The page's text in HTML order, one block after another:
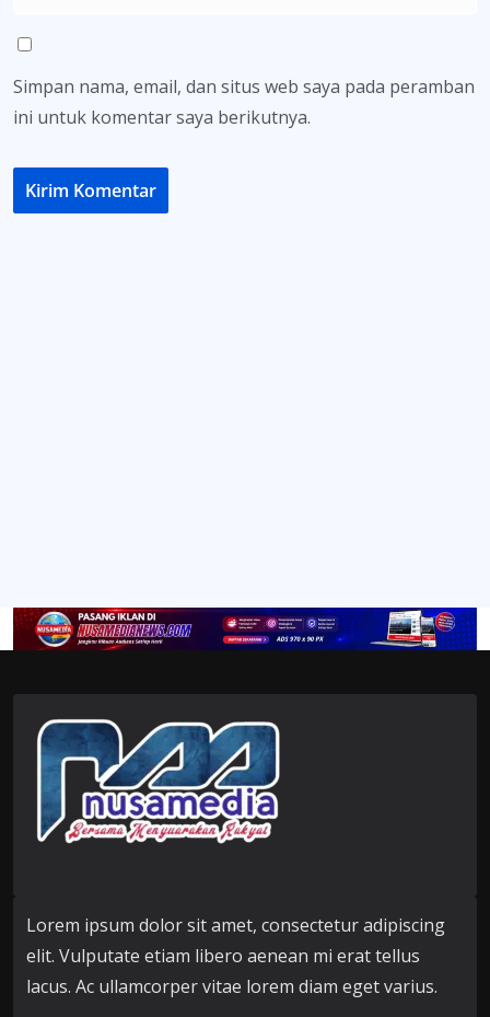
Simpan nama, email, dan situs web saya pada peramban
ini untuk komentar saya berikutnya.
Lorem ipsum dolor sit amet, consectetur adipiscing
elit. Vulputate etiam libero aenean mi erat tellus
lacus. Ac ullamcorper vitae lorem diam eget varius.